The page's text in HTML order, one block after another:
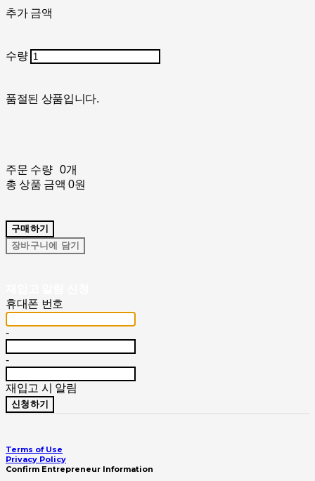
추가 금액
수량
품절된 상품입니다.
주문 수량
0개
총 상품 금액 0원
구매하기
장바구니에 담기
휴대폰 번호
-
-
재입고 시 알림
신청하기
Terms of Use
Privacy Policy
Confirm Entrepreneur Information